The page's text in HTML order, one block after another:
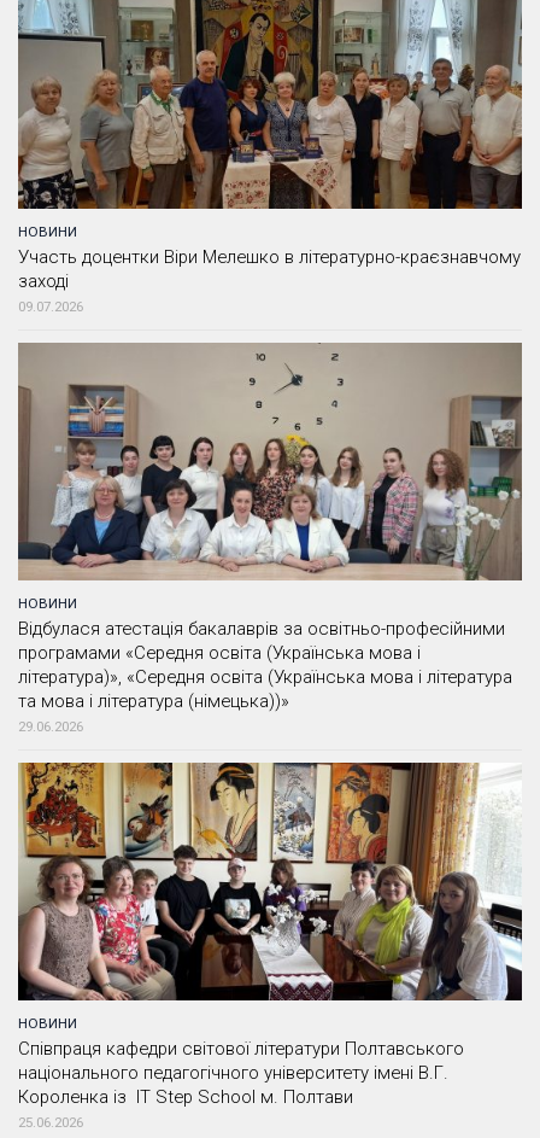
НОВИНИ
Участь доцентки Віри Мелешко в літературно-краєзнавчому
заході
09.07.2026
НОВИНИ
Відбулася атестація бакалаврів за освітньо-професійними
програмами «Середня освіта (Українська мова і
література)», «Середня освіта (Українська мова і література
та мова і література (німецька))»
29.06.2026
НОВИНИ
Співпраця кафедри світової літератури Полтавського
національного педагогічного університету імені В.Г.
Короленка із IT Step School м. Полтави
25.06.2026